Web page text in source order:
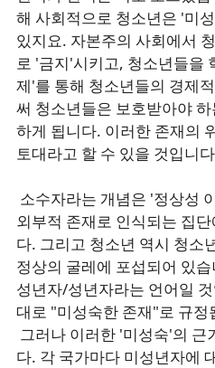
해 사회적으로 청소년은 '미
있지요. 자본주의 사회에서
로 '금지'시키고, 청소년들을
제'를 통해 청소년들의 경제
써 청소년들은 보호받아야
하게 됩니다. 이러한 존재의
토대라고 할 수 있을 것입니
소수자라는 개념은 '정상성
외부적 존재로 인식되는 집
다. 그리고 청소년 역시 청소
정상의 굴레에 포섭되어 있
성년자/성년자라는 언어일
대로 "미성숙한 존재"로 규정
그러나 이러한 '미성숙'의 근
다. 각 국가마다 미성년자에